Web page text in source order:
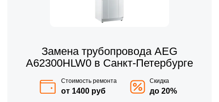
Замена трубопровода AEG
A62300HLW0 в Санкт-Петербурге
Стоимость ремонта
от 1400 руб
Скидка
до 20%